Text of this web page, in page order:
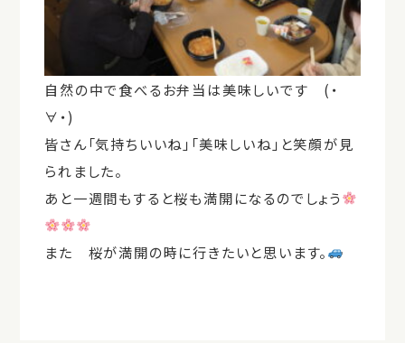
自然の中で食べるお弁当は美味しいです (・
∀・)
皆さん「気持ちいいね」「美味しいね」と笑顔が見
られました。
あと一週間もすると桜も満開になるのでしょう
また 桜が満開の時に行きたいと思います。